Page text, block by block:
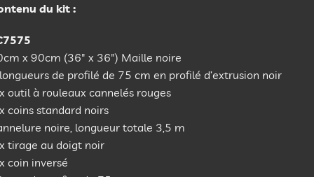
du kit :
x 90cm (36″ x 36″) Maille noire
de profilé de 75 cm en profilé d’extrusion noir
outil à rouleaux cannelés rouges
coins standard noirs
noire, longueur totale 3,5 m
tirage au doigt noir
coin inversé